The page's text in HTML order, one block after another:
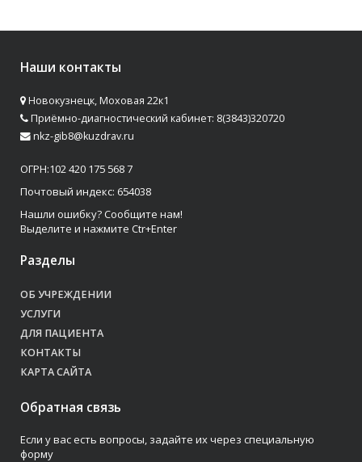
Наши контакты
Новокузнецк, Моховая 22к1
Приёмно-диагностический кабинет: 8(3843)320720
nkz-gib8@kuzdrav.ru
ОГРН:102 420 175 568 7
Почтовый индекс: 654038
Нашли ошибку? Сообщите нам!
Выделите и нажмите Ctr+Enter
Разделы
ОБ УЧРЕЖДЕНИИ
УСЛУГИ
ДЛЯ ПАЦИЕНТА
КОНТАКТЫ
КАРТА САЙТА
Обратная связь
Если у вас есть вопросы, задайте их через специальную
форму